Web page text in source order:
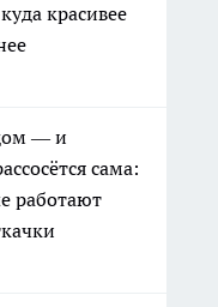
красивее
— и
сама:
работают